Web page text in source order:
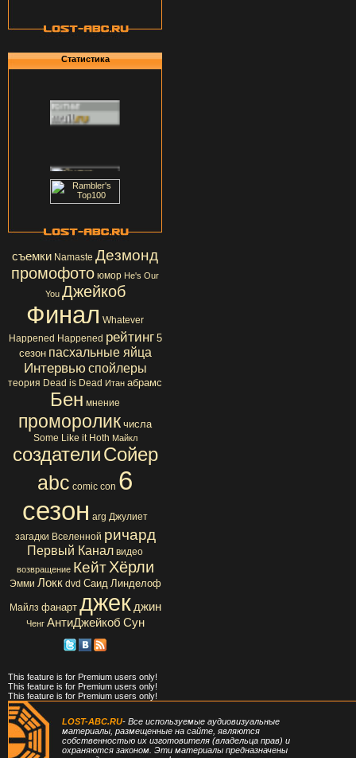
Статистика
съемки Namaste Дезмонд
промофото юмор He's Our
You Джейкоб
Финал Whatever
Happened Happened рейтинг 5
сезон пасхальные яйца
Интервью спойлеры
теория Dead is Dead Итан абрамс
Бен мнение
проморолик числа
Some Like it Hoth Майкл
создателиСойер
abc comic con 6
сезон arg Джулиет
загадки Вселенной ричард
Первый Канал видео
возвращение Кейт Хёрли
Эмми Локк dvd Саид Линделоф
Майлз фанарт джек джин
Ченг АнтиДжейкоб Сун
This feature is for Premium users only!
This feature is for Premium users only!
This feature is for Premium users only!
LOST-ABC.RU- Все используемые аудиовизуальные
материалы, размещенные на сайте, являются
собственностью их изготовителя (владельца прав) и
охраняются законом. Эти материалы предназначены